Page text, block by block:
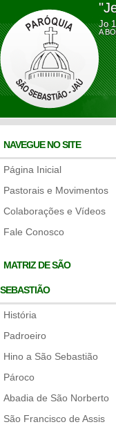
Jo
A
NAVEGUE NO SITE
Página Inicial
Pastorais e Movimentos
Colaborações e Vídeos
Fale Conosco
MATRIZ DE SÃO
SEBASTIÃO
História
Padroeiro
Hino a São Sebastião
Pároco
Abadia de São Norberto
São Francisco de Assis